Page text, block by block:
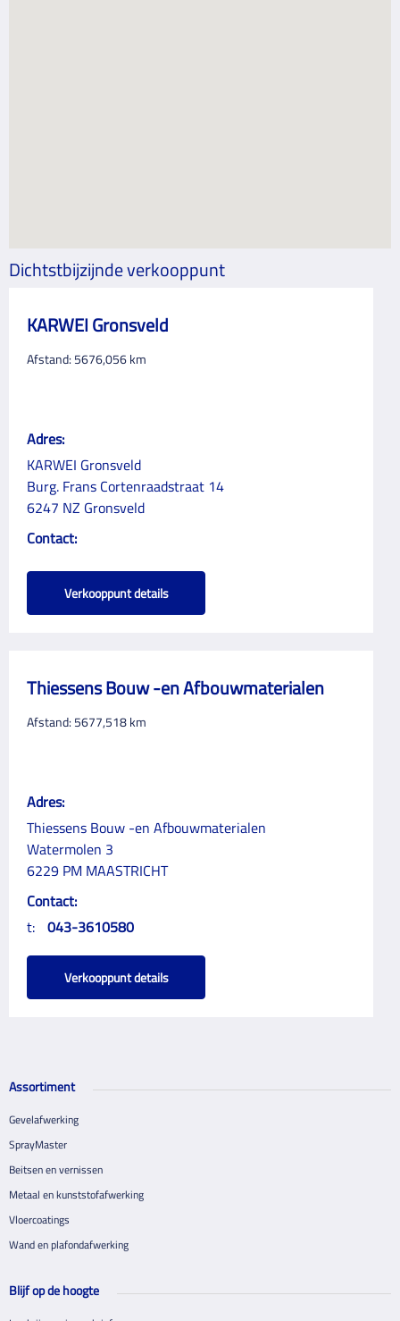
Dichtstbijzijnde verkooppunt
KARWEI Gronsveld
Afstand: 5676,056km
Adres:
KARWEI Gronsveld
Burg. Frans Cortenraadstraat 14
6247 NZ Gronsveld
Contact:
Verkooppunt details
Thiessens Bouw -en Afbouwmaterialen
Afstand: 5677,518km
Adres:
Thiessens Bouw -en Afbouwmaterialen
Watermolen 3
6229 PM MAASTRICHT
Contact:
t: 043-3610580
Verkooppunt details
Assortiment
Gevelafwerking
SprayMaster
Beitsen en vernissen
Metaal en kunststofafwerking
Vloercoatings
Wand en plafondafwerking
Blijf op de hoogte